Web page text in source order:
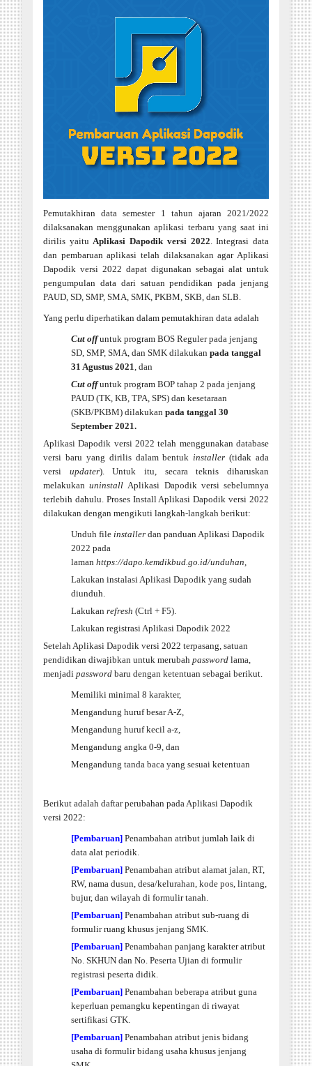
Pemutakhiran data semester 1 tahun ajaran 2021/2022
dilaksanakan menggunakan aplikasi terbaru yang saat ini
dirilis yaitu Aplikasi Dapodik versi 2022 . Integrasi data
dan pembaruan aplikasi telah dilaksanakan agar Aplikasi
Dapodik versi 2022 dapat digunakan sebagai alat untuk
pengumpulan data dari satuan pendidikan pada jenjang
PAUD, SD, SMP, SMA, SMK, PKBM, SKB, dan SLB.
Yang perlu diperhatikan dalam pemutakhiran data adalah
Cut offuntuk program BOS Reguler pada jenjang
SD, SMP, SMA, dan SMK dilakukan pada tanggal
31 Agustus 2021 , dan
Cut offuntuk program BOP tahap 2 pada jenjang
PAUD (TK, KB, TPA, SPS) dan kesetaraan
(SKB/PKBM) dilakukan pada tanggal 30
September 2021.
Aplikasi Dapodik versi 2022 telah menggunakan database
versi baru yang dirilis dalam bentuk installer (tidak ada
versi updater). Untuk itu, secara teknis diharuskan
melakukanuninstall Aplikasi Dapodik versi sebelumnya
terlebih dahulu. Proses Install Aplikasi Dapodik versi 2022
dilakukan dengan mengikuti langkah-langkah berikut:
Unduh file installer dan panduan Aplikasi Dapodik
2022 pada
laman https://dapo.kemdikbud.go.id/unduhan
Lakukan instalasi Aplikasi Dapodik yang sudah
diunduh.
Lakukan refresh (Ctrl + F5).
Lakukan registrasi Aplikasi Dapodik 2022
Setelah Aplikasi Dapodik versi 2022 terpasang, satuan
pendidikan diwajibkan untuk merubah password lama,
menjadi password baru dengan ketentuan sebagai berikut.
Memiliki minimal 8 karakter,
Mengandung huruf besar A-Z,
Mengandung huruf kecil a-z,
Mengandung angka 0-9, dan
Mengandung tanda baca yang sesuai ketentuan
Berikut adalah daftar perubahan pada Aplikasi Dapodik
versi 2022:
[Pembaruan] Penambahan atribut jumlah laik di
data alat periodik.
[Pembaruan] Penambahan atribut alamat jalan, RT,
RW, nama dusun, desa/kelurahan, kode pos, lintang,
bujur, dan wilayah di formulir tanah.
[Pembaruan] Penambahan atribut sub-ruang di
formulir ruang khusus jenjang SMK.
[Pembaruan] Penambahan panjang karakter atribut
No. SKHUN dan No. Peserta Ujian di formulir
registrasi peserta didik.
[Pembaruan] Penambahan beberapa atribut guna
keperluan pemangku kepentingan di riwayat
sertifikasi GTK.
[Pembaruan] Penambahan atribut jenis bidang
usaha di formulir bidang usaha khusus jenjang